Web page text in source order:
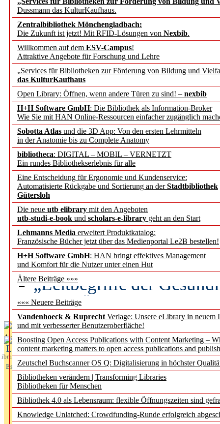
Dussmann das KulturKaufhaus.
Zentralbibliothek Mönchengladbach:
Die Zukunft ist jetzt! Mit RFID-Lösungen von Nexbib.
Willkommen auf dem ESV-Campus!
Attraktive Angebote für Forschung und Lehre
„Services für Bibliotheken zur Förderung von Bildung und
das KulturKaufhaus
Open Library: Öffnen, wenn andere Türen zu sind! – nexbib
H+H Software GmbH: Die Bibliothek als Information-Broker
Wie Sie mit HAN Online-Ressourcen einfacher zugänglich
Sobotta Atlas und die 3D App: Von den ersten Lehrmitteln
in der Anatomie bis zu Complete Anatomy
bibliotheca: DIGITAL – MOBIL – VERNETZT
Ein rundes Bibliothekserlebnis für alle
Eine Entscheidung für Ergonomie und Kundenservice:
Automatisierte Rückgabe und Sortierung an derStadtbibliothek
Gütersloh
Die neue utb elibrary mit den Angeboten
utb-studi-e-book und scholars-e-library geht an den Start
Lehmanns Media erweitert Produktkatalog:
Französische Bücher jetzt über das Medienportal Le2B bestellen!
H+H Software GmbH: HAN bringt effektives Management
und Komfort für die Nutzer unter einen Hut
Ältere Beiträge »»»
««« Neuere Beiträge
Vandenhoeck & Ruprecht Verlage: Unsere eLibrary in neuem
und mit verbesserter Benutzeroberfläche!
Boosting Open Access Publications with Content Marketing –
content marketing matters to open access publications and
Zeutschel Buchscanner OS Q: Digitalisierung in höchster
Bibliotheken verändern | Transforming Libraries
Bibliotheken für Menschen
Bibliothek 4.0 als Lebensraum: flexible Öffnungszeiten sind
Knowledge Unlatched: Crowdfunding-Runde erfolgreich
angepasst
konstruktiv!
Mohr Siebeck
und die Zeitschrift für
Francke Attempto
EBSCO Information
Recherchefunktionen in
Sorbisches Institut neu
Geschichte und
Künstliche Intelligenz
besser zu verstehen
„Leitbegriffe der
des BIÖG erscheinen
Aktuelles aus
L
ibrary
Essentials